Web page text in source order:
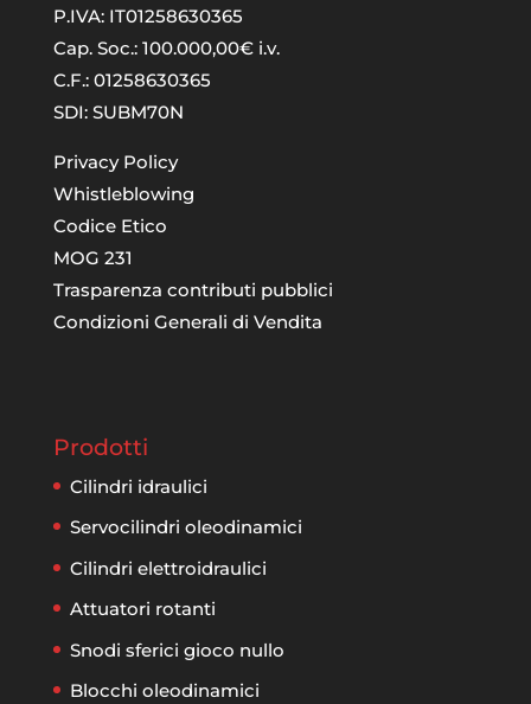
P.IVA: IT01258630365
Cap. Soc.: 100.000,00€ i.v.
C.F.: 01258630365
SDI: SUBM70N
Privacy Policy
Whistleblowing
Codice Etico
MOG 231
Trasparenza contributi pubblici
Condizioni Generali di Vendita
Prodotti
Cilindri idraulici
Servocilindri oleodinamici
Cilindri elettroidraulici
Attuatori rotanti
Snodi sferici gioco nullo
Blocchi oleodinamici